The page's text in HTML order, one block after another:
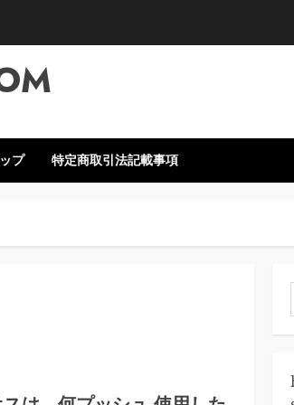
プ 特定商取引法記載事項